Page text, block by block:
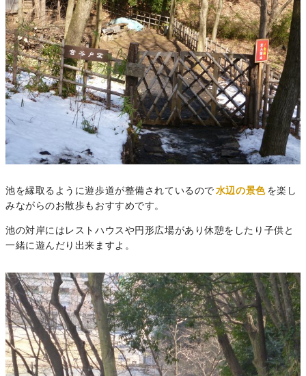
池を縁取るように遊歩道が整備されているので 水辺の景色 を楽し
みながらのお散歩もおすすめです。
池の対岸にはレストハウスや円形広場があり休憩をしたり子供と
一緒に遊んだり出来ますよ。